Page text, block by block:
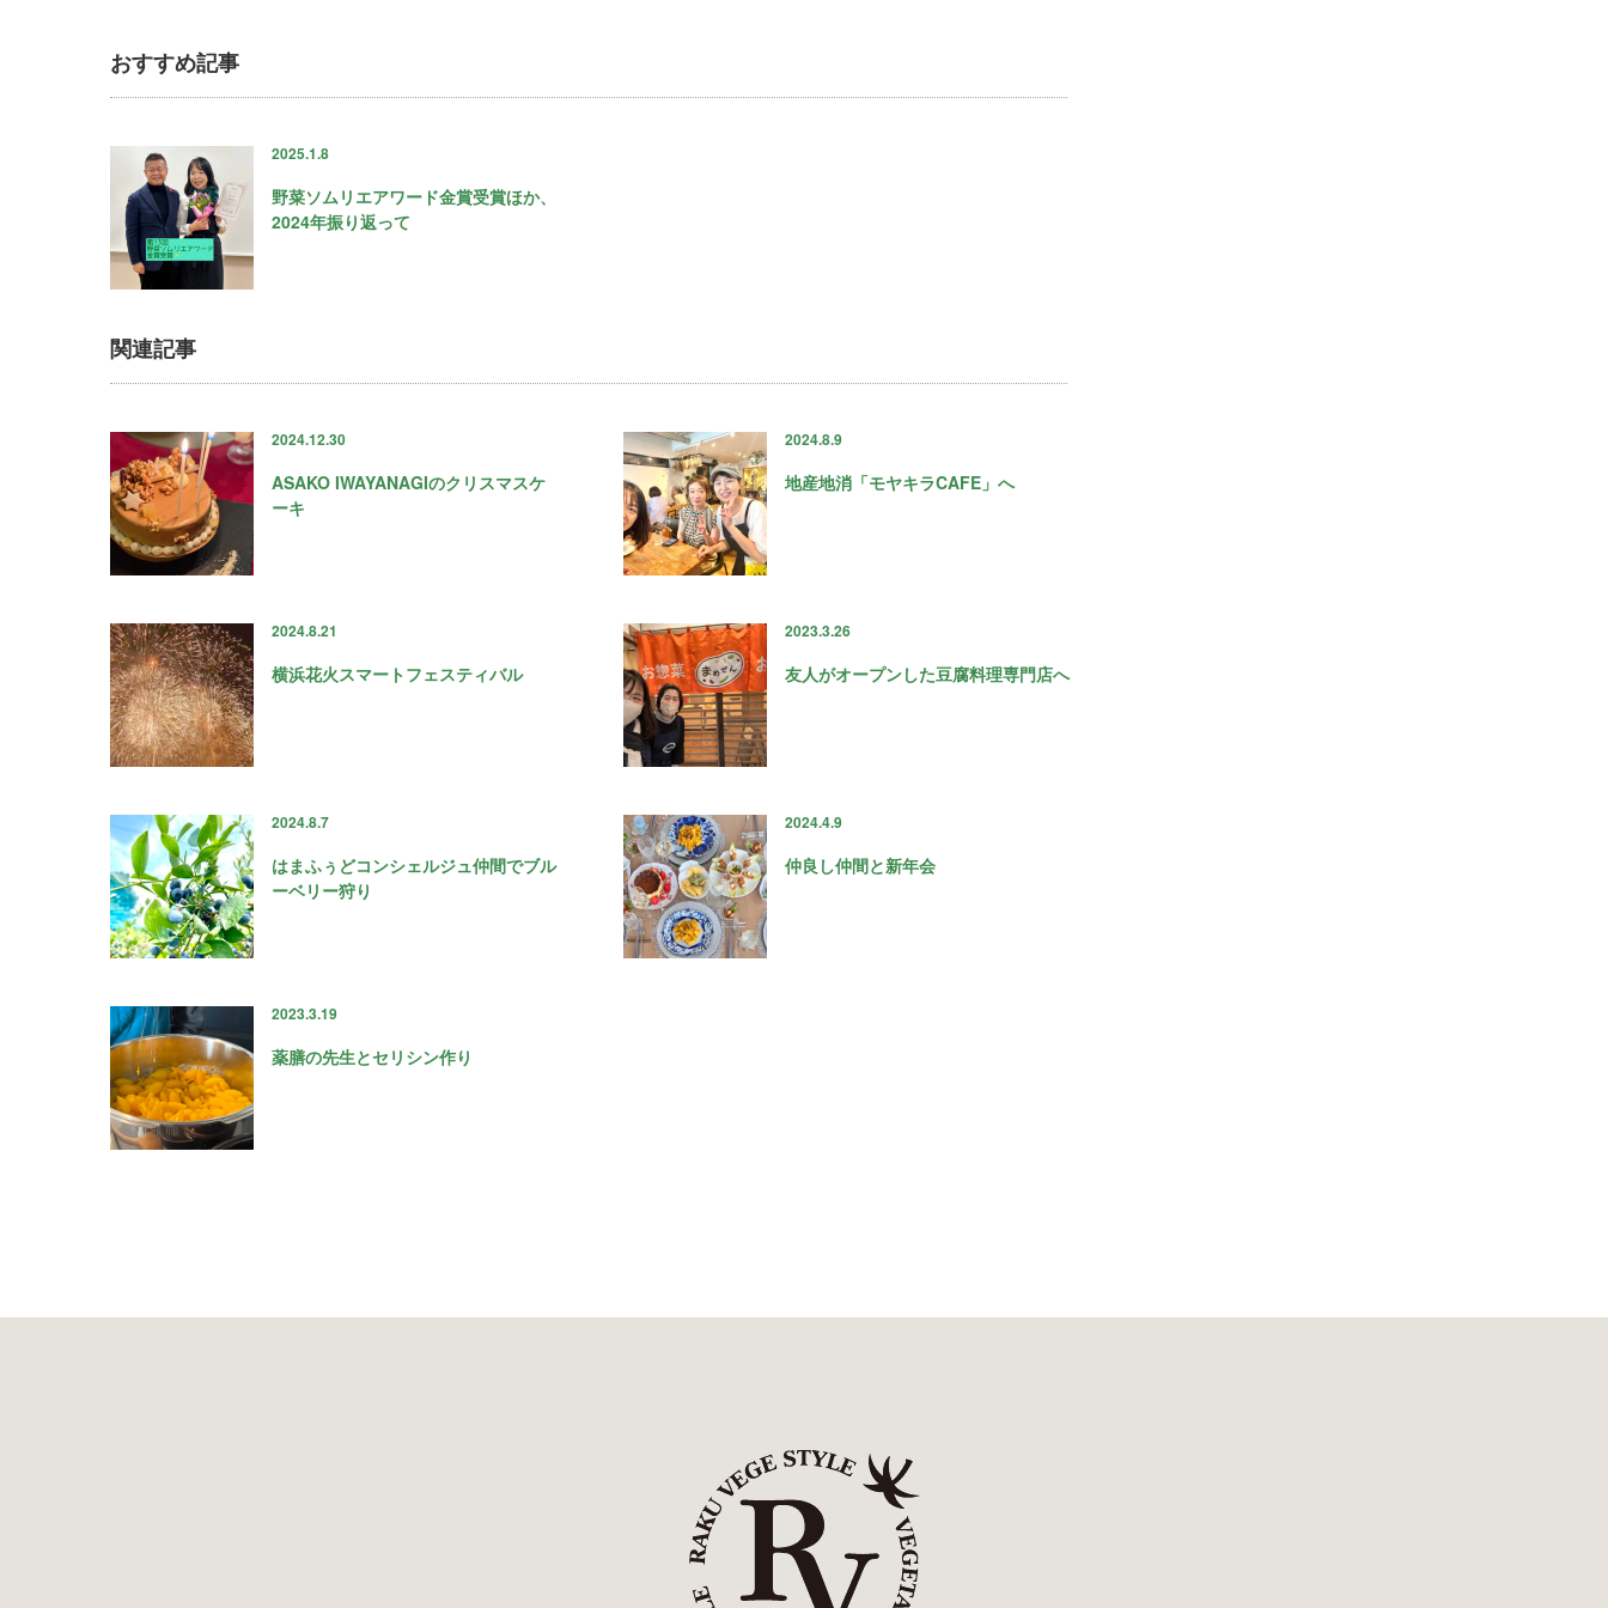
おすすめ記事
2025.1.8
野菜ソムリエアワード金賞受賞ほか、
2024年振り返って
関連記事
2024.12.30
ASAKO IWAYANAGIのクリスマスケ
ーキ
2024.8.9
地産地消「モヤキラCAFE」へ
2024.8.21
横浜花火スマートフェスティバル
2023.3.26
友人がオープンした豆腐料理専門店へ
2024.8.7
はまふぅどコンシェルジュ仲間でブル
ーベリー狩り
2024.4.9
仲良し仲間と新年会
2023.3.19
薬膳の先生とセリシン作り